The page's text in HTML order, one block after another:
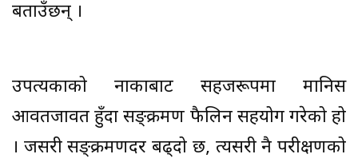
बताउँछन् ।
उपत्यकाको नाकाबाट सहजरूपमा मानिस
आवतजावत हुँदा सङ्क्रमण फैलिन सहयोग गरेको हो
। जसरी सङ्क्रमणदर बढ्दो छ, त्यसरी नै परीक्षणको